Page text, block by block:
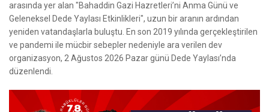
06.08.2026 22 Görüntülenme
Yeşil Mahalle (Esentepe) Taşkent Caddesi rampasında ekiplerimiz
iş başında. Güzergahımızı en kısa sürede çok daha güvenli ve
konforlu bir şekilde kullanıma sunmak için sahadaki
çalışmalarımızı aralıksız sürdürüyoruz.